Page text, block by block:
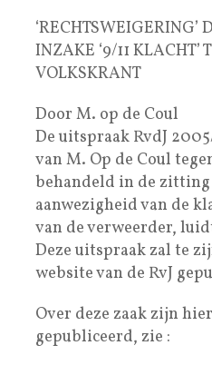
‘RECHTSWEIGERING’
INZAKE ‘9/11 KLACHT’
VOLKSKRANT
Door M. op de Coul
De uitspraak RvdJ
van M. Op de Coul
behandeld in de
aanwezigheid van de
van de verweerder,
Deze uitspraak zal te
website van de RvJ
Over deze zaak zijn
gepubliceerd, zie :